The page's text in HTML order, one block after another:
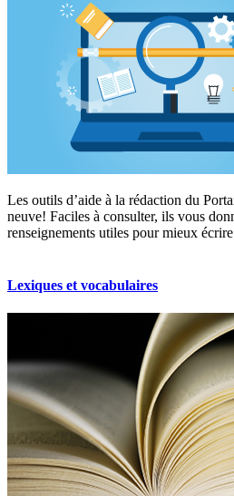
Les outils d’aide à la rédaction du
neuve! Faciles à consulter, ils vous
renseignements utiles pour mieux
Lexiques et vocabulaires